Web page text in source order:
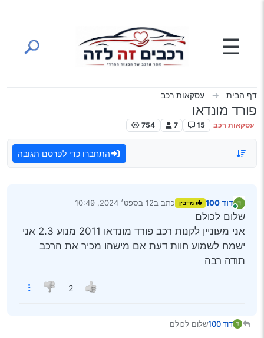
☰
דף הבית עסקאות רכב
פורד מונדאו
עסקאות רכב 15
7
754
התחברו כדי לפרסם תגובה
מחובר
דוד 100 מייבין כתב ב12 בספט׳ 2024, 10:49
נערך לאחרונה על ידי
שלום לכולם
אני מעוניין לקנות רכב פורד מונדאו 2011 מנוע 2.3 אני
ישמח לשמוע חוות דעת אם מישהו מכיר את הרכב
תודה רבה
2
דוד 100
שלום לכולם